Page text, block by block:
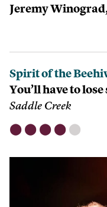
Jeremy
Spirit of the
You’ll have to
Saddle Creek
⬤ ⬤ ⬤ ⬤ ⬤